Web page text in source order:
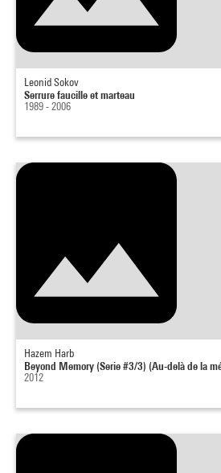
Leonid Sokov
Serrure faucille et marteau
1989 - 2006
Hazem Harb
Beyond Memory (Serie #3/3) (Au-delà de la
2012